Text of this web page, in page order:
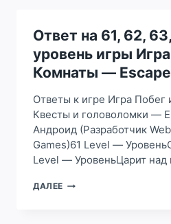
55
УРОВЕНЬ
ИГРЫ
ИГРА
ПОБЕГ
КОМНАТЫ
—
ESCAPEROOM
Ответ на 61, 62,
уровень игры
Комнаты —
Ответы к игре Игра
Квесты и головоломки —
Андроид (Разработчик
Games)61 Level —
Level — УровеньЦарит над
ДАЛЕЕ ОТВЕТ